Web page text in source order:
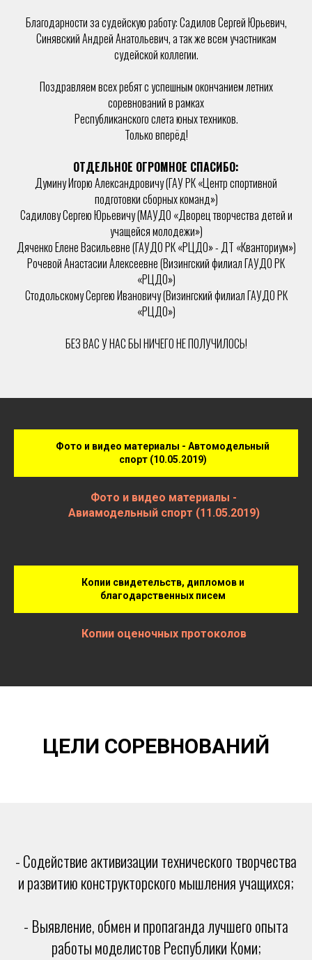
Благодарности за судейскую работу: Садилов Сергей Юрьевич,
Синявский Андрей Анатольевич, а так же всем участникам
судейской коллегии.
Поздравляем всех ребят с успешным окончанием летних
соревнований в рамках
Республиканского слета юных техников.
Только вперёд!
ОТДЕЛЬНОЕ ОГРОМНОЕ СПАСИБО:
Думину Игорю Александровичу (ГАУ РК «Центр спортивной
подготовки сборных команд»)
Садилову Сергею Юрьевичу (МАУДО «Дворец творчества детей и
учащейся молодежи»)
Дяченко Елене Васильевне (ГАУДО РК «РЦДО» - ДТ «Кванториум»)
Рочевой Анастасии Алексеевне (Визингский филиал ГАУДО РК
«РЦДО»)
Стодольскому Сергею Ивановичу (Визингский филиал ГАУДО РК
«РЦДО»)
БЕЗ ВАС У НАС БЫ НИЧЕГО НЕ ПОЛУЧИЛОСЬ!
Фото и видео материалы - Автомодельный
спорт (10.05.2019)
Фото и видео материалы -
Авиамодельный спорт (11.05.2019)
Копии свидетельств, дипломов и
благодарственных писем
Копии оценочных протоколов
ЦЕЛИ СОРЕВНОВАНИЙ
- Содействие активизации технического творчества
и развитию конструкторского мышления учащихся;
- Выявление, обмен и пропаганда лучшего опыта
работы моделистов Республики Коми;